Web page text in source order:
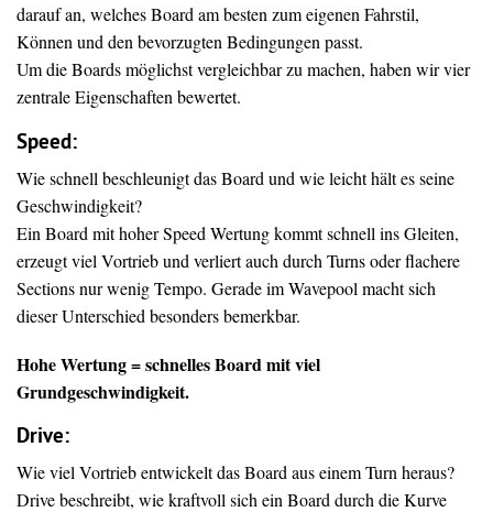
darauf an, welches Board am besten zum eigenen Fahrstil,
Können und den bevorzugten Bedingungen passt.
Um die Boards möglichst vergleichbar zu machen, haben wir vier
zentrale Eigenschaften bewertet.
Speed:
Wie schnell beschleunigt das Board und wie leicht hält es seine
Geschwindigkeit?
Ein Board mit hoher Speed Wertung kommt schnell ins Gleiten,
erzeugt viel Vortrieb und verliert auch durch Turns oder flachere
Sections nur wenig Tempo. Gerade im Wavepool macht sich
dieser Unterschied besonders bemerkbar.
Hohe Wertung = schnelles Board mit viel
Grundgeschwindigkeit.
Drive:
Wie viel Vortrieb entwickelt das Board aus einem Turn heraus?
Drive beschreibt, wie kraftvoll sich ein Board durch die Kurve